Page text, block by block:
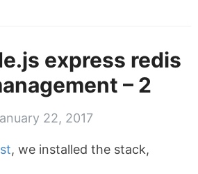
express redis
– 2
22, 2017
, we installed the stack,